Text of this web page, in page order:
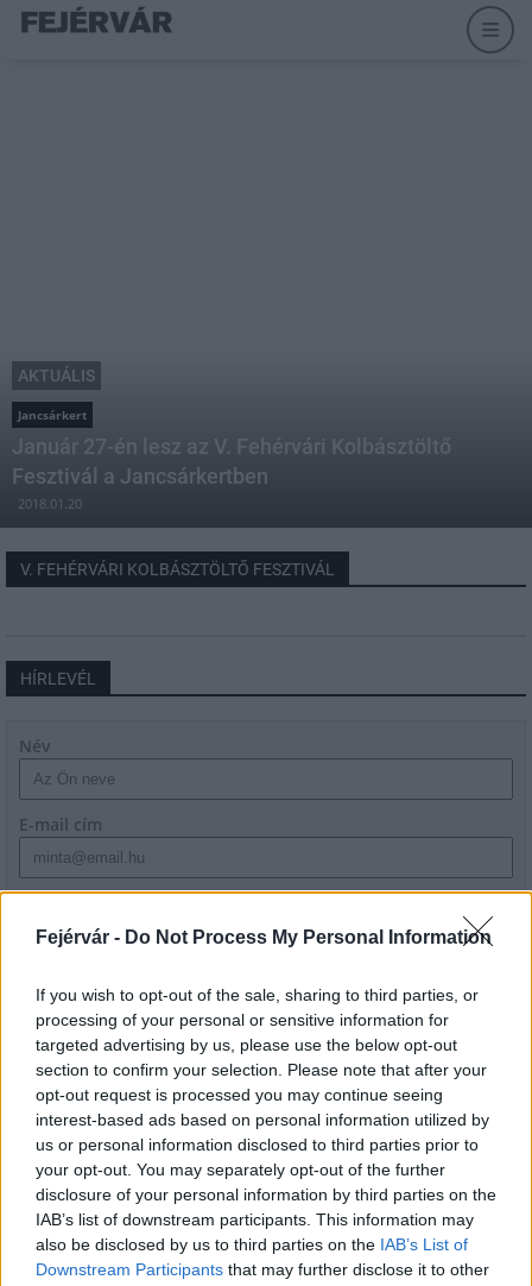
Fejérvár - Do Not Process My Personal Information
If you wish to opt-out of the sale, sharing to third parties, or
processing of your personal or sensitive information for
targeted advertising by us, please use the below opt-out
section to confirm your selection. Please note that after your
opt-out request is processed you may continue seeing
interest-based ads based on personal information utilized by
us or personal information disclosed to third parties prior to
your opt-out. You may separately opt-out of the further
disclosure of your personal information by third parties on the
IAB’s list of downstream participants. This information may
also be disclosed by us to third parties on the IAB’s List of
Downstream Participants that may further disclose it to other
AKTUÁLIS
Jancsárkert
Január 27-én lesz az V. Fehérvári Kolbásztöltő
Fesztivál a Jancsárkertben
2018.01.20
V. FEHÉRVÁRI KOLBÁSZTÖLTŐ FESZTIVÁL
HÍRLEVÉL
Név
E-mail cím
szabályzatot!
LEGFRISSEBB
Országos hírek
Megérkezett az eső a Duna vízgyűjtőjére
Aktuális